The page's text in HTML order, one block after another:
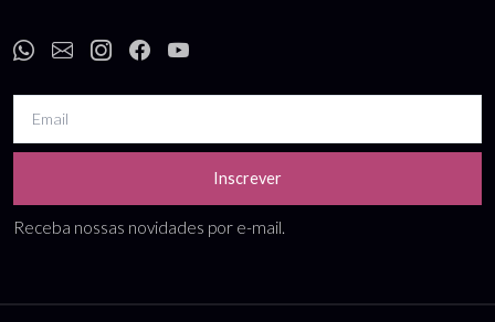
Inscrever
Receba nossas novidades por e-mail.